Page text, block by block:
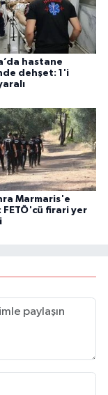
hastane
dehşet: 1'i
Marmaris'e
firari yer